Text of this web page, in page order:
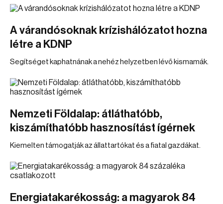
A várandósoknak krízishálózatot hozna
létre a KDNP
Segítséget kaphatnának a nehéz helyzetben lévő kismamák.
Nemzeti Földalap: átláthatóbb,
kiszámíthatóbb hasznosítást ígérnek
Kiemelten támogatják az állattartókat és a fiatal gazdákat.
Energiatakarékosság: a magyarok 84